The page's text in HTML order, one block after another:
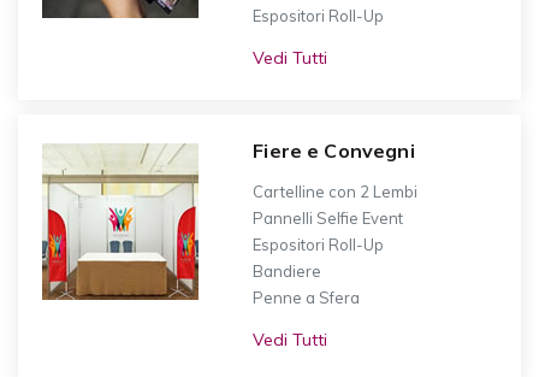
Espositori Roll-Up
Vedi Tutti
Fiere e Convegni
Cartelline con 2 Lembi
Pannelli Selfie Event
Espositori Roll-Up
Bandiere
Penne a Sfera
Vedi Tutti